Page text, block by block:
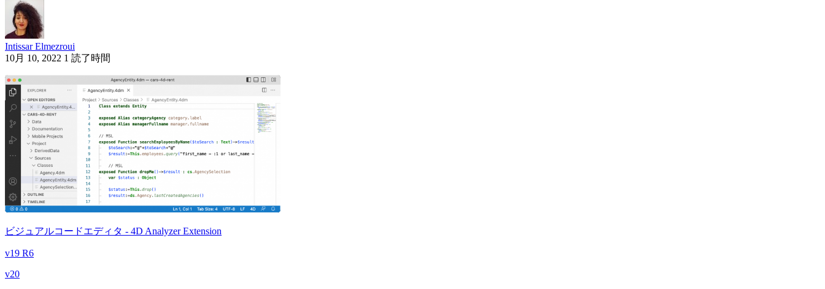
Intissar Elmezroui
10月 10, 2022 1 読了時間
ビジュアルコードエディタ - 4D Analyzer Extension
v19 R6
v20